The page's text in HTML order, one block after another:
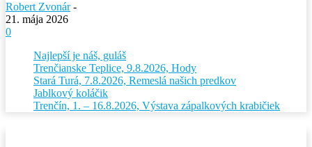
Robert Zvonár -
21. mája 2026
0
Najlepší je náš, guláš
Trenčianske Teplice, 9.8.2026, Hody
Stará Turá, 7.8.2026, Remeslá našich predkov
Jablkový koláčik
Trenčín, 1. – 16.8.2026, Výstava zápalkových krabičiek